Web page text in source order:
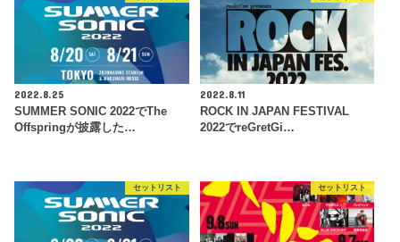
2022.8.25
SUMMER SONIC 2022でThe
Offspringが披露した…
2022.8.11
ROCK IN JAPAN FESTIVAL
2022でreGretGi…
セットリスト セットリスト